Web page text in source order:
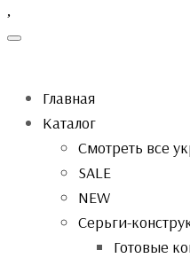
Toggle
Главная
Каталог
Смотреть все
SALE
NEW
Серьги-
Готовые